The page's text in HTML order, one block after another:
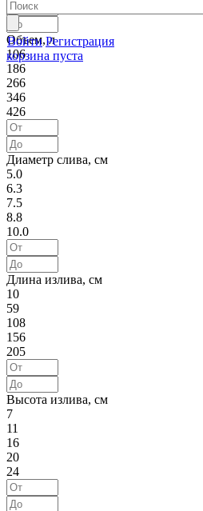
Войти Регистрация
корзина пуста
Объем, л
106
186
266
346
426
Диаметр слива, см
5.0
6.3
7.5
8.8
10.0
Длина излива, см
10
59
108
156
205
Высота излива, см
7
11
16
20
24